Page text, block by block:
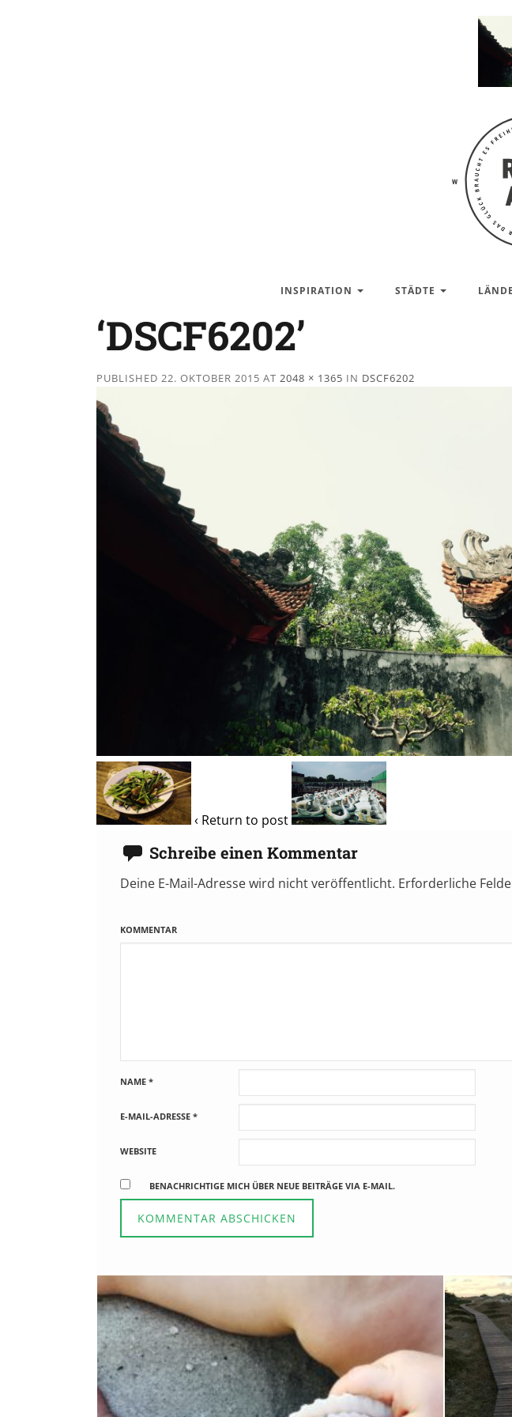
INSPIRATION STÄDTE
‘DSCF6202’
PUBLISHED 22. OKTOBER 2015 AT 2048 × 1365 IN DSCF6202
‹ Return to post
Schreibe einen Kommentar
Deine E-Mail-Adresse wird nicht veröffentlicht. Erforderliche
KOMMENTAR
NAME *
E-MAIL-ADRESSE *
WEBSITE
BENACHRICHTIGE MICH ÜBER NEUE BEITRÄGE VIA E-MAIL.
12.